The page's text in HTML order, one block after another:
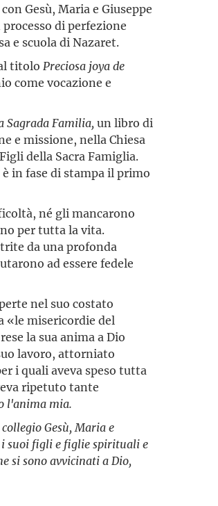
Gesù, Maria e Giuseppe
di perfezione
e scuola di Nazaret.
titolo Preciosa joya de
come vocazione e
Sagrada Familia,un libro di
e missione, nella Chiesa
della Sacra Famiglia.
è in fase di stampa il primo
né gli mancarono
per tutta la vita.
da una profonda
ad essere fedele
nel suo costato
«le misericordie del
la sua anima a Dio
lavoro, attorniato
i quali aveva speso tutta
ripetuto tante
l'anima mia.
Gesù, Maria e
i suoi figli e figlie spirituali e
si sono avvicinati a Dio,